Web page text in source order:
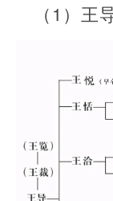
（1）王